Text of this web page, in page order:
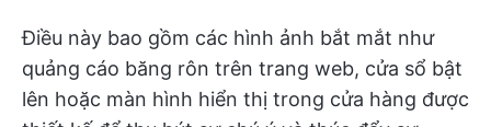
Điều này bao gồm các hình ảnh bắt mắt như
quảng cáo băng rôn trên trang web, cửa sổ bật
lên hoặc màn hình hiển thị trong cửa hàng được